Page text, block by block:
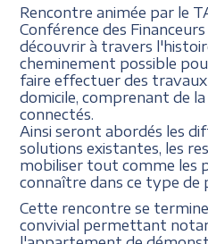
Rencontre animée par le
Conférence des
découvrir à travers
cheminement possible
faire effectuer des
domicile, comprenant de
connectés.
Ainsi seront abordés les
solutions existantes, les
mobiliser tout comme les
connaître dans ce type de
Cette rencontre se
convivial permettant